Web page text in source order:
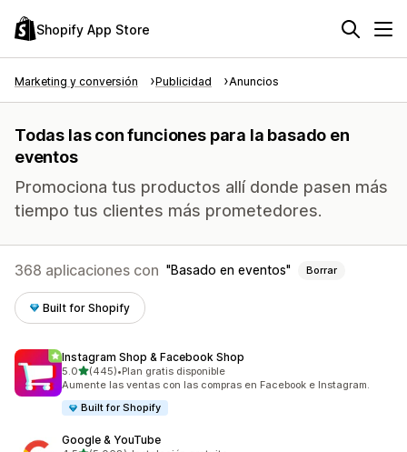
Shopify App Store
Marketing y conversión Publicidad Anuncios
Todas las con funciones para la basado en
eventos
Promociona tus productos allí donde pasen más
tiempo tus clientes más prometedores.
368 aplicaciones con Basado en eventos Borrar
Built for Shopify
Instagram Shop & Facebook Shop
5.0de 5 estrellas
(445)
445 reseñas en total
•Plan gratis disponible
Aumente las ventas con las compras en Facebook e Instagram.
Built for Shopify
Google & YouTube